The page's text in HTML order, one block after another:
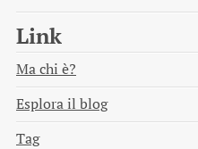
Link
Ma chi è?
Esplora il blog
Tag